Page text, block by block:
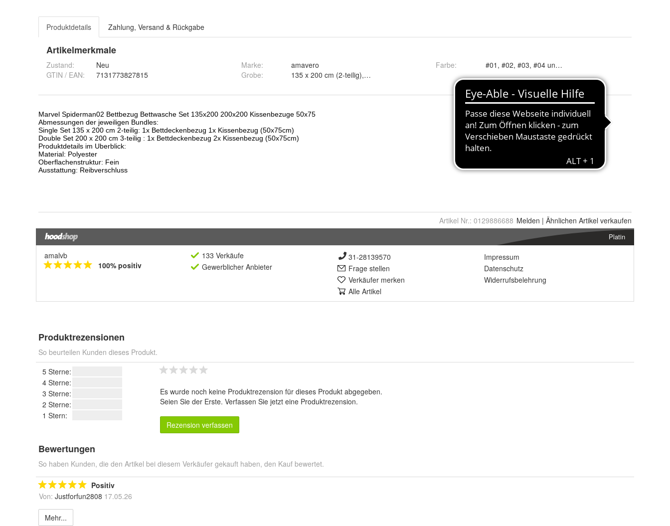
Produktdetails Zahlung, Versand & Rückgabe
Artikelmerkmale
Zustand:
Neu
GTIN / EAN:
7131773827815
Marke:
amavero
Grobe: 135 x 200 cm (2-teilig), 135 x 200 cm (4-teilig), 200 x 200 cm (3-teilig) und 240 x 220 cm (3-teilig)
Farbe: #01, #02, #03, #04 und #05
Artikel Nr.: 0129886688 Melden | Ähnlichen Artikel verkaufen
Platin
amalvb
100% positiv
133 Verkäufe
Gewerblicher Anbieter
31-28139570
Frage stellen
Verkäufer merken
Alle Artikel
Impressum
Datenschutz
Widerrufsbelehrung
Produktrezensionen
So beurteilen Kunden dieses Produkt.
5 Sterne:
4 Sterne:
3 Sterne:
2 Sterne:
1 Stern:
Es wurde noch keine Produktrezension für dieses Produkt abgegeben.
Seien Sie der Erste. Verfassen Sie jetzt eine Produktrezension.
Rezension verfassen
Bewertungen
So haben Kunden, die den Artikel bei diesem Verkäufer gekauft haben, den Kauf bewertet.
Positiv
Von: Justforfun2808 17.05.26
Mehr...